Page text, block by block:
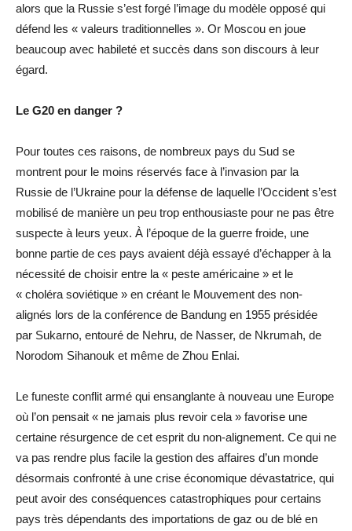
alors que la Russie s’est forgé l’image du modèle opposé qui
défend les « valeurs traditionnelles ». Or Moscou en joue
beaucoup avec habileté et succès dans son discours à leur
égard.
Le G20 en danger ?
Pour toutes ces raisons, de nombreux pays du Sud se
montrent pour le moins réservés face à l’invasion par la
Russie de l’Ukraine pour la défense de laquelle l’Occident s’est
mobilisé de manière un peu trop enthousiaste pour ne pas être
suspecte à leurs yeux. À l’époque de la guerre froide, une
bonne partie de ces pays avaient déjà essayé d’échapper à la
nécessité de choisir entre la « peste américaine » et le
« choléra soviétique » en créant le Mouvement des non-
alignés lors de la conférence de Bandung en 1955 présidée
par Sukarno, entouré de Nehru, de Nasser, de Nkrumah, de
Norodom Sihanouk et même de Zhou Enlai.
Le funeste conflit armé qui ensanglante à nouveau une Europe
où l’on pensait « ne jamais plus revoir cela » favorise une
certaine résurgence de cet esprit du non-alignement. Ce qui ne
va pas rendre plus facile la gestion des affaires d’un monde
désormais confronté à une crise économique dévastatrice, qui
peut avoir des conséquences catastrophiques pour certains
pays très dépendants des importations de gaz ou de blé en